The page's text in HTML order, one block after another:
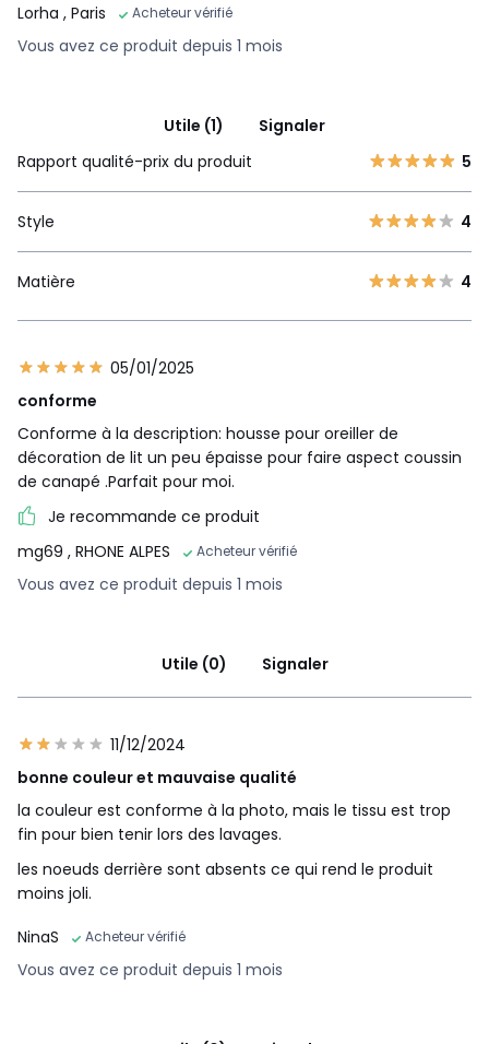
Lorha , Paris Acheteur vérifié
Vous avez ce produit depuis 1 mois
Utile (1)
Signaler
Rapport qualité-prix du produit
5
Style 4
Matière 4
05/01/2025
conforme
Conforme à la description: housse pour oreiller de
décoration de lit un peu épaisse pour faire aspect coussin
de canapé .Parfait pour moi.
Je recommande ce produit
mg69 , RHONE ALPES Acheteur vérifié
Vous avez ce produit depuis 1 mois
Utile (0) Signaler
11/12/2024
bonne couleur et mauvaise qualité
la couleur est conforme à la photo, mais le tissu est trop
fin pour bien tenir lors des lavages.
les noeuds derrière sont absents ce qui rend le produit
moins joli.
NinaS
Acheteur vérifié
Vous avez ce produit depuis 1 mois